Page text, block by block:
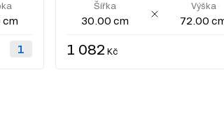
cm
Šířka
30.00 cm
Výška
72.00
1 082 Kč